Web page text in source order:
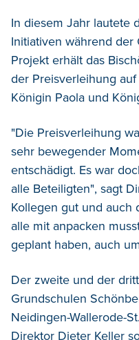
In diesem Jahr lautete
Initiativen während der
Projekt erhält das
der Preisverleihung
Königin Paola und
"Die Preisverleihung w
sehr bewegender
entschädigt. Es war
alle Beteiligten", sagt
Kollegen gut und auch
alle mit anpacken
geplant haben, auch
Der zweite und der
Grundschulen
Neidingen-Wallerode-
Direktor Dieter Keller